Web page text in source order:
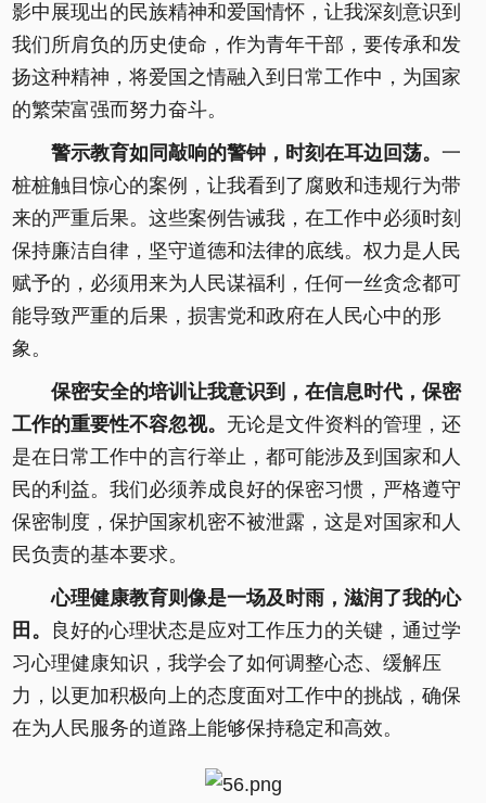
影中展现出的民族精神和爱国情怀，让我深刻意识到
我们所肩负的历史使命，作为青年干部，要传承和发
扬这种精神，将爱国之情融入到日常工作中，为国家
的繁荣富强而努力奋斗。
警示教育如同敲响的警钟，时刻在耳边回荡。 一
桩桩触目惊心的案例，让我看到了腐败和违规行为带
来的严重后果。这些案例告诫我，在工作中必须时刻
保持廉洁自律，坚守道德和法律的底线。权力是人民
赋予的，必须用来为人民谋福利，任何一丝贪念都可
能导致严重的后果，损害党和政府在人民心中的形
象。
保密安全的培训让我意识到，在信息时代，保密
工作的重要性不容忽视。 无论是文件资料的管理，还
是在日常工作中的言行举止，都可能涉及到国家和人
民的利益。我们必须养成良好的保密习惯，严格遵守
保密制度，保护国家机密不被泄露，这是对国家和人
民负责的基本要求。
心理健康教育则像是一场及时雨，滋润了我的心
田。
良好的心理状态是应对工作压力的关键，通过学
习心理健康知识，我学会了如何调整心态、缓解压
力，以更加积极向上的态度面对工作中的挑战，确保
在为人民服务的道路上能够保持稳定和高效。